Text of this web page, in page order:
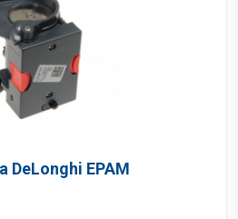
DeLonghi EPAM